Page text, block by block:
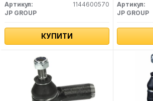
Артикул:
1144600570
JP GROUP
КУПИТИ
Артикул:
JP GROUP